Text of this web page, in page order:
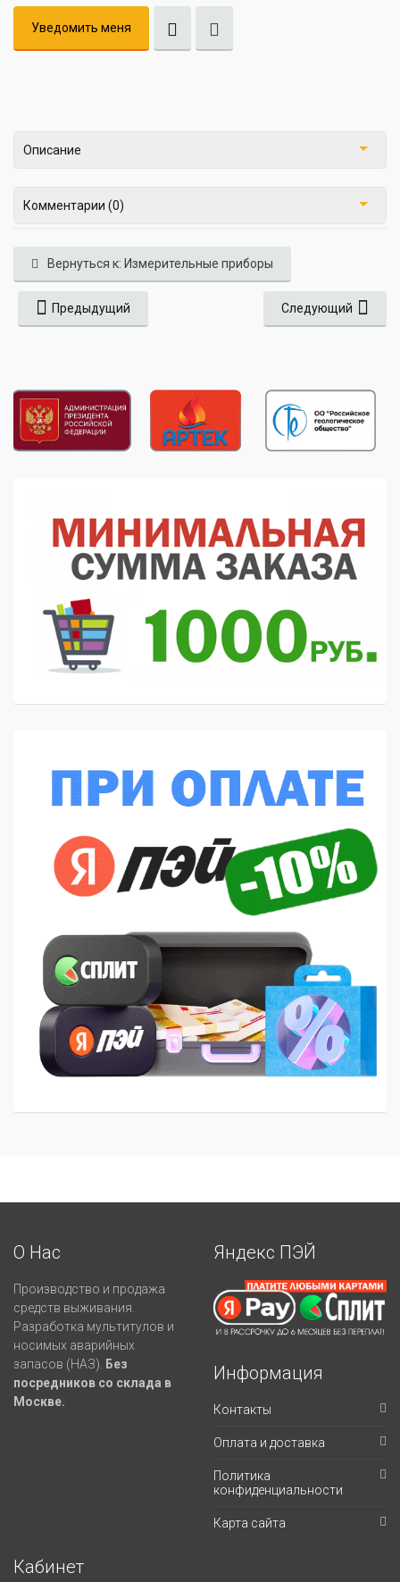
Уведомить меня
Описание
Комментарии (0)
Вернуться к: Измерительные приборы
Предыдущий Следующий
О Нас
Производство и продажа
средств выживания.
Разработка мультитулов и
носимых аварийных
запасов (НАЗ).
Без
посредников со склада в
Москве.
Яндекс ПЭЙ
Информация
Контакты
Оплата и доставка
Политика
конфиденциальности
Карта сайта
Кабинет